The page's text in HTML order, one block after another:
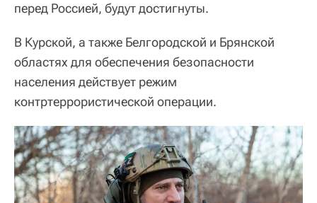
перед Россией, будут достигнуты.
В Курской, а также Белгородской и Брянской
областях для обеспечения безопасности
населения действует режим
контртеррористической операции.